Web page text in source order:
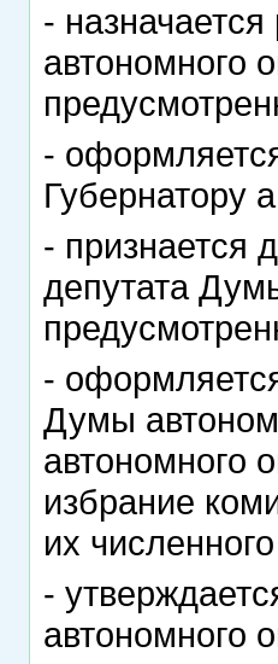
-
автономного
-
Губернатору
- признается
депутата
-
Думы
автономного
избрание
их
-
автономного